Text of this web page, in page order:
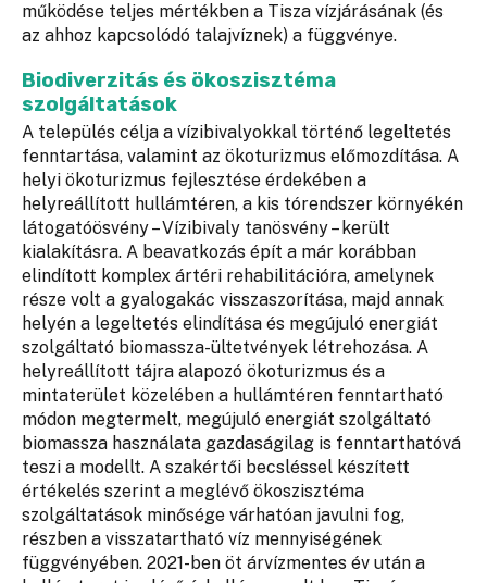
működése teljes mértékben a Tisza vízjárásának (és
az ahhoz kapcsolódó talajvíznek) a függvénye.
Biodiverzitás és ökoszisztéma
szolgáltatások
A település célja a vízibivalyokkal történő legeltetés
fenntartása, valamint az ökoturizmus előmozdítása. A
helyi ökoturizmus fejlesztése érdekében a
helyreállított hullámtéren, a kis tórendszer környékén
látogatóösvény – Vízibivaly tanösvény – került
kialakításra. A beavatkozás épít a már korábban
elindított komplex ártéri rehabilitációra, amelynek
része volt a gyalogakác visszaszorítása, majd annak
helyén a legeltetés elindítása és megújuló energiát
szolgáltató biomassza-ültetvények létrehozása. A
helyreállított tájra alapozó ökoturizmus és a
mintaterület közelében a hullámtéren fenntartható
módon megtermelt, megújuló energiát szolgáltató
biomassza használata gazdaságilag is fenntarthatóvá
teszi a modellt. A szakértői becsléssel készített
értékelés szerint a meglévő ökoszisztéma
szolgáltatások minősége várhatóan javulni fog,
részben a visszatartható víz mennyiségének
függvényében. 2021-ben öt árvízmentes év után a